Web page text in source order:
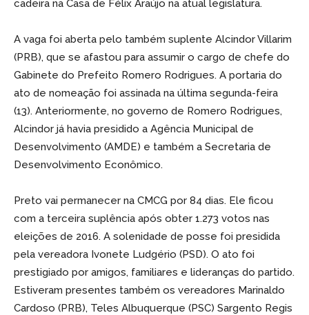
cadeira na Casa de Félix Araújo na atual legislatura.
A vaga foi aberta pelo também suplente Alcindor Villarim
(PRB), que se afastou para assumir o cargo de chefe do
Gabinete do Prefeito Romero Rodrigues. A portaria do
ato de nomeação foi assinada na última segunda-feira
(13). Anteriormente, no governo de Romero Rodrigues,
Alcindor já havia presidido a Agência Municipal de
Desenvolvimento (AMDE) e também a Secretaria de
Desenvolvimento Econômico.
Preto vai permanecer na CMCG por 84 dias. Ele ficou
com a terceira suplência após obter 1.273 votos nas
eleições de 2016. A solenidade de posse foi presidida
pela vereadora Ivonete Ludgério (PSD). O ato foi
prestigiado por amigos, familiares e lideranças do partido.
Estiveram presentes também os vereadores Marinaldo
Cardoso (PRB), Teles Albuquerque (PSC) Sargento Regis